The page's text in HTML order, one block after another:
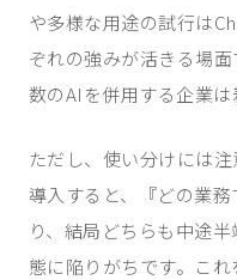
や多様な用途の試行は
ぞれの強みが活きる場
数のAIを併用する企業は
ただし、使い分けには
導入すると、『どの業
り、結局どちらも中途
態に陥りがちです。こ